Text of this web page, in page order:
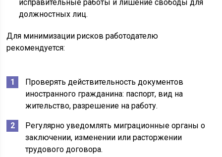
исправительные работы и лишение свободы для
должностных лиц.
Для минимизации рисков работодателю
рекомендуется:
Проверять действительность документов
иностранного гражданина: паспорт, вид на
жительство, разрешение на работу.
Регулярно уведомлять миграционные органы о
заключении, изменении или расторжении
трудового договора.